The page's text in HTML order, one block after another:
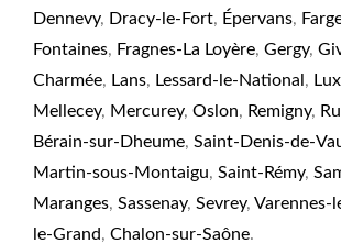
Dennevy, Dracy-le-Fort, Épervans,
Fontaines, Fragnes-La Loyère, Gergy,
Charmée, Lans, Lessard-le-National , Lux
Mellecey, Mercurey, Oslon, Remigny,
Bérain-sur-Dheume, Saint-Denis-de-
Martin-sous-Montaigu, Saint-Rémy,
Maranges, Sassenay, Sevrey, Varennes-
le-Grand, Chalon-sur-Saône.